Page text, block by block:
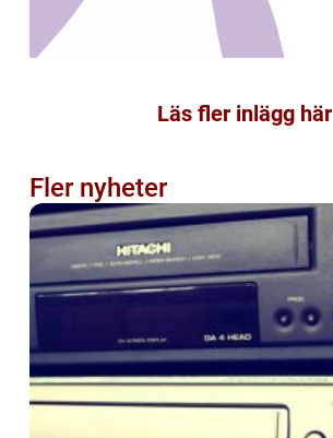
Läs fler inlägg här
Fler nyheter